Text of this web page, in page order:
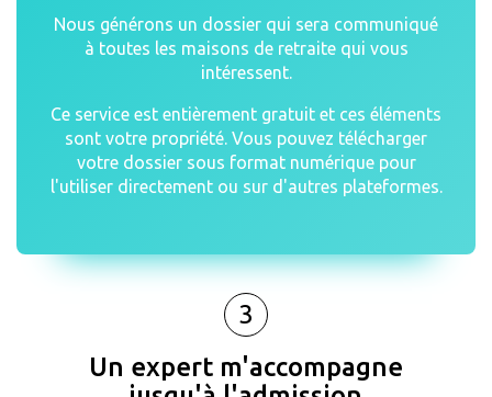
Nous générons un dossier qui sera communiqué
à toutes les maisons de retraite qui vous
intéressent.
Ce service est entièrement gratuit et ces éléments
sont votre propriété. Vous pouvez télécharger
votre dossier sous format numérique pour
l'utiliser directement ou sur d'autres plateformes.
3
Un expert m'accompagne